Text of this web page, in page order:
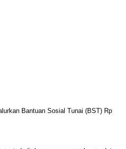
Bantuan Sosial Tunai (BST) Rp